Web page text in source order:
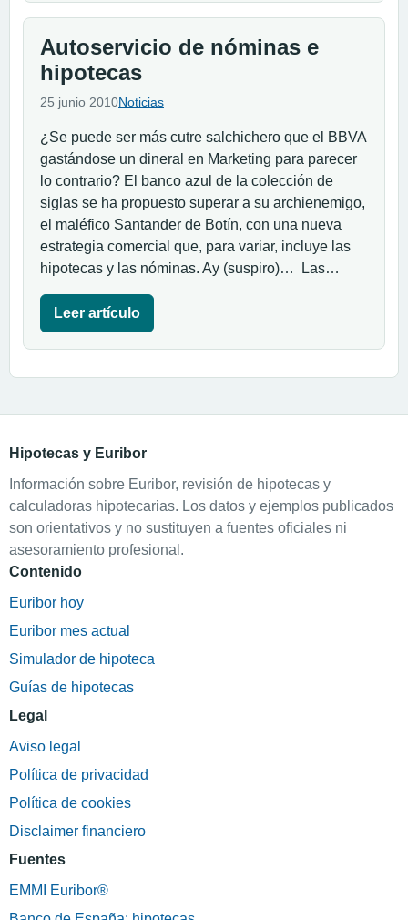
Autoservicio de nóminas e
hipotecas
25 junio 2010Noticias
¿Se puede ser más cutre salchichero que el BBVA
gastándose un dineral en Marketing para parecer
lo contrario? El banco azul de la colección de
siglas se ha propuesto superar a su archienemigo,
el maléfico Santander de Botín, con una nueva
estrategia comercial que, para variar, incluye las
hipotecas y las nóminas. Ay (suspiro)… Las…
Leer artículo
Hipotecas y Euribor
Información sobre Euribor, revisión de hipotecas y
calculadoras hipotecarias. Los datos y ejemplos publicados
son orientativos y no sustituyen a fuentes oficiales ni
asesoramiento profesional.
Contenido
Euribor hoy
Euribor mes actual
Simulador de hipoteca
Guías de hipotecas
Legal
Aviso legal
Política de privacidad
Política de cookies
Disclaimer financiero
Fuentes
EMMI Euribor®